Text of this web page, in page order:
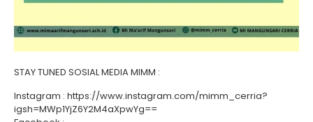
STAY TUNED SOSIAL MEDIA MIMM :
Instagram : https://www.instagram.com/mimm_cerria?
igsh=MWp1YjZ6Y2M4aXpwYg==